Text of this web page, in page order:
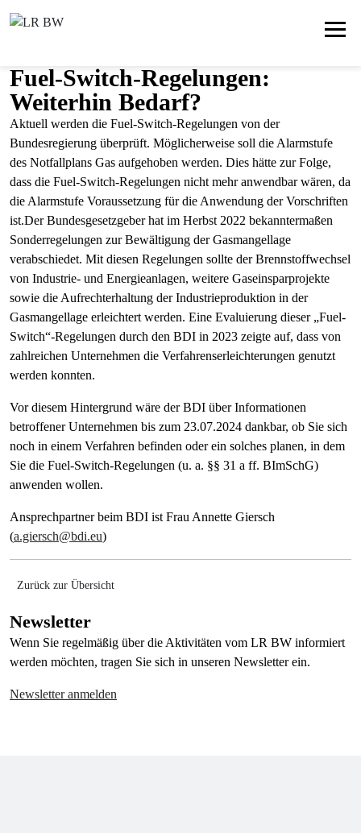
Fuel-Switch-Regelungen:
Weiterhin Bedarf?
Aktuell werden die Fuel-Switch-Regelungen von der
Bundesregierung überprüft. Möglicherweise soll die Alarmstufe
des Notfallplans Gas aufgehoben werden. Dies hätte zur Folge,
dass die Fuel-Switch-Regelungen nicht mehr anwendbar wären, da
die Alarmstufe Voraussetzung für die Anwendung der Vorschriften
ist.Der Bundesgesetzgeber hat im Herbst 2022 bekanntermaßen
Sonderregelungen zur Bewältigung der Gasmangellage
verabschiedet. Mit diesen Regelungen sollte der Brennstoffwechsel
von Industrie- und Energieanlagen, weitere Gaseinsparprojekte
sowie die Aufrechterhaltung der Industrieproduktion in der
Gasmangellage erleichtert werden. Eine Evaluierung dieser „Fuel-
Switch“-Regelungen durch den BDI in 2023 zeigte auf, dass von
zahlreichen Unternehmen die Verfahrenserleichterungen genutzt
werden konnten.
Vor diesem Hintergrund wäre der BDI über Informationen
betroffener Unternehmen bis zum 23.07.2024 dankbar, ob Sie sich
noch in einem Verfahren befinden oder ein solches planen, in dem
Sie die Fuel-Switch-Regelungen (u. a. §§ 31 a ff. BImSchG)
anwenden wollen.
Ansprechpartner beim BDI ist Frau Annette Giersch
(a.giersch@bdi.eu)
Zurück zur Übersicht
Newsletter
Wenn Sie regelmäßig über die Aktivitäten vom LR BW informiert
werden möchten, tragen Sie sich in unseren Newsletter ein.
Newsletter anmelden